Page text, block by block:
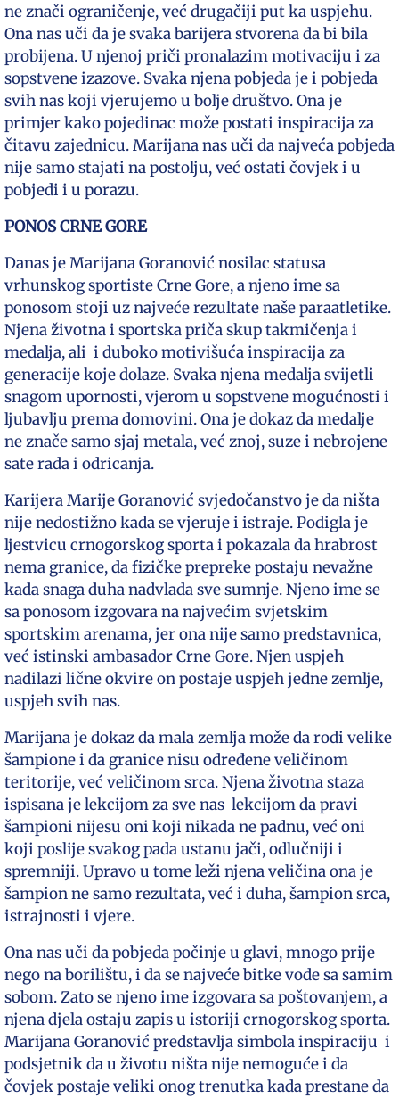
ne znači ograničenje, već drugačiji put ka uspjehu.
Ona nas uči da je svaka barijera stvorena da bi bila
probijena. U njenoj priči pronalazim motivaciju i za
sopstvene izazove. Svaka njena pobjeda je i pobjeda
svih nas koji vjerujemo u bolje društvo. Ona je
primjer kako pojedinac može postati inspiracija za
čitavu zajednicu. Marijana nas uči da najveća pobjeda
nije samo stajati na postolju, već ostati čovjek i u
pobjedi i u porazu.
PONOS CRNE GORE
Danas je Marijana Goranović nosilac statusa
vrhunskog sportiste Crne Gore, a njeno ime sa
ponosom stoji uz najveće rezultate naše paraatletike.
Njena životna i sportska priča skup takmičenja i
medalja, ali i duboko motivišuća inspiracija za
generacije koje dolaze. Svaka njena medalja svijetli
snagom upornosti, vjerom u sopstvene mogućnosti i
ljubavlju prema domovini. Ona je dokaz da medalje
ne znače samo sjaj metala, već znoj, suze i nebrojene
sate rada i odricanja.
Karijera Marije Goranović svjedočanstvo je da ništa
nije nedostižno kada se vjeruje i istraje. Podigla je
ljestvicu crnogorskog sporta i pokazala da hrabrost
nema granice, da fizičke prepreke postaju nevažne
kada snaga duha nadvlada sve sumnje. Njeno ime se
sa ponosom izgovara na najvećim svjetskim
sportskim arenama, jer ona nije samo predstavnica,
već istinski ambasador Crne Gore. Njen uspjeh
nadilazi lične okvire on postaje uspjeh jedne zemlje,
uspjeh svih nas.
Marijana je dokaz da mala zemlja može da rodi velike
šampione i da granice nisu određene veličinom
teritorije, već veličinom srca. Njena životna staza
ispisana je lekcijom za sve nas lekcijom da pravi
šampioni nijesu oni koji nikada ne padnu, već oni
koji poslije svakog pada ustanu jači, odlučniji i
spremniji. Upravo u tome leži njena veličina ona je
šampion ne samo rezultata, već i duha, šampion srca,
istrajnosti i vjere.
Ona nas uči da pobjeda počinje u glavi, mnogo prije
nego na borilištu, i da se najveće bitke vode sa samim
sobom. Zato se njeno ime izgovara sa poštovanjem, a
njena djela ostaju zapis u istoriji crnogorskog sporta.
Marijana Goranović predstavlja simbola inspiraciju i
podsjetnik da u životu ništa nije nemoguće i da
čovjek postaje veliki onog trenutka kada prestane da